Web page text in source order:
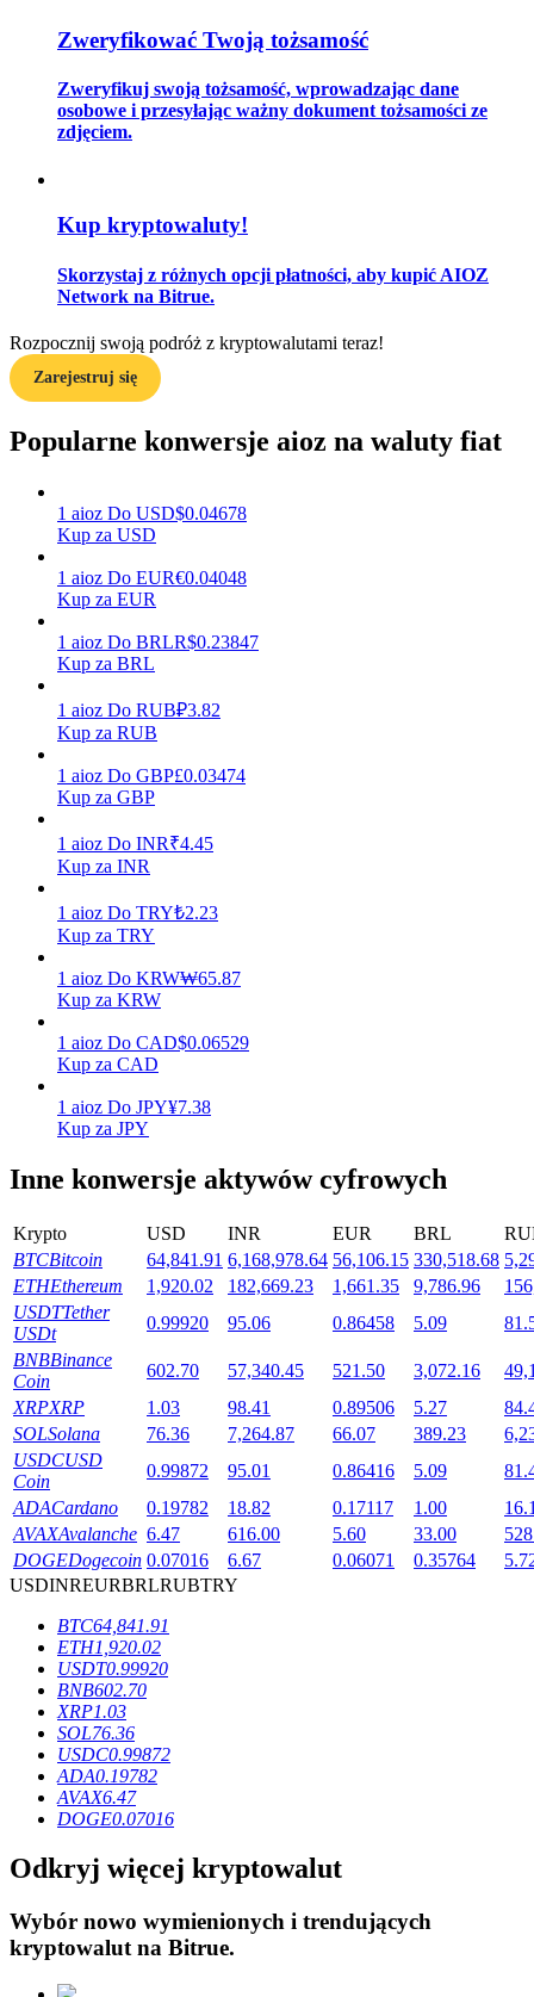
Strategie handlowe
Dowiedz się, jak zachować rentowność
Mocna Świnka
Codziennie zdobywaj konkurencyjne nagrody
Stawianie
Wysokie zyski i natychmiastowy dostęp
Launchpool
Elastyczne stawianie zakładów, aby zarabiać na popularnych
tokenach
Ekskluzywne inwestycje dla posiadaczy BTR
Pożyczki
Usługa pożyczek wspieranych kryptowalutami
Zweryfikować Twoją tożsamość
Zweryfikuj swoją tożsamość, wprowadzając dane
osobowe i przesyłając ważny dokument tożsamości ze
zdjęciem.
Kup kryptowaluty!
Skorzystaj z różnych opcji płatności, aby kupić AIOZ
Network na Bitrue.
Rozpocznij swoją podróż z kryptowalutami teraz!
Zarejestruj się
Popularne konwersje aioz na waluty fiat
1 aioz Do USD$0.04678
Kup za USD
1 aioz Do EUR€0.04048
Kup za EUR
1 aioz Do BRLR$0.23847
Kup za BRL
1 aioz Do RUB₽3.82
Kup za RUB
1 aioz Do GBP£0.03474
Kup za GBP
1 aioz Do INR₹4.45
Kup za INR
1 aioz Do TRY₺2.23
Kup za TRY
1 aioz Do KRW₩65.87
Kup za KRW
1 aioz Do CAD$0.06529
Kup za CAD
1 aioz Do JPY¥7.38
Kup za JPY
Inne konwersje aktywów cyfrowych
Krypto USD INR EUR BRL
BTCBitcoin 64,841.91 6,168,978.64 56,106.15 330,518.68
ETHEthereum 1,920.02 182,669.23 1,661.35 9,786.96
USDTTether
USDt
0.99920 95.06 0.86458 5.09
BNBBinance
Coin
602.70 57,340.45 521.50 3,072.16
XRPXRP 1.03 98.41 0.89506 5.27
SOLSolana 76.36 7,264.87 66.07 389.23
USDCUSD
Coin
0.99872 95.01 0.86416 5.09
ADACardano 0.19782 18.82 0.17117 1.00
AVAXAvalanche 6.47 616.00 5.60 33.00
DOGEDogecoin 0.07016 6.67 0.06071 0.35764
USDINREURBRLRUBTRY
BTC64,841.91
ETH1,920.02
USDT0.99920
BNB602.70
XRP1.03
SOL76.36
USDC0.99872
ADA0.19782
AVAX6.47
DOGE0.07016
Odkryj więcej kryptowalut
Wybór nowo wymienionych i trendujących
kryptowalut na Bitrue.